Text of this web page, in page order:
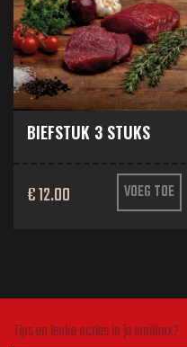
BIEFSTUK 3 STUKS
€ 12.00 VOEG TOE
Tips en leuke acties in je mailbox?